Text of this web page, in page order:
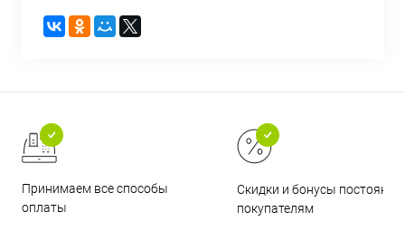
Принимаем все способы
оплаты
Скидки и бонусы
покупателям